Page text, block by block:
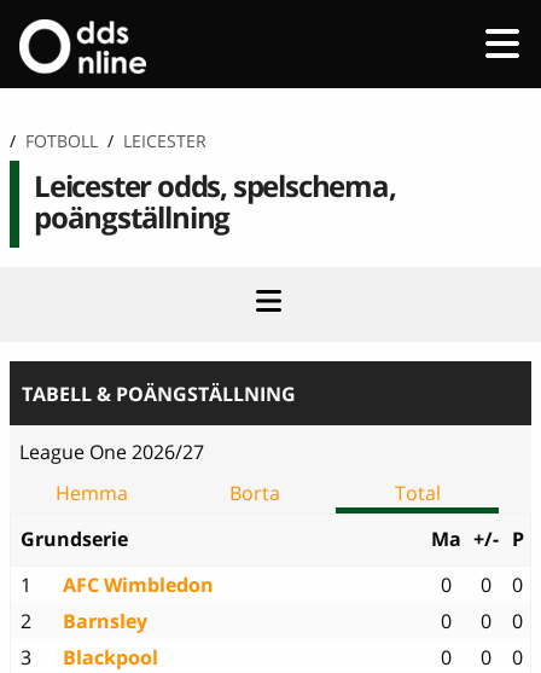
/ FOTBOLL / LEICESTER
Leicester odds, spelschema,
poängställning
TABELL & POÄNGSTÄLLNING
League One 2026/27
Hemma
Borta
Total
Grundserie
Ma +/- P
1
AFC Wimbledon 0 0
0
2
Barnsley 0 0
0
3
Blackpool 0 0
0